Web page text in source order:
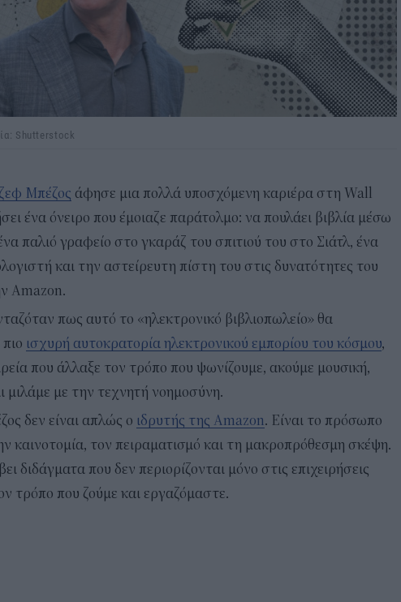
Shutterstock
Μπέζος άφησε μια πολλά υποσχόμενη καριέρα στη Wall
ένα όνειρο που έμοιαζε παράτολμο: να πουλάει βιβλία μέσω
παλιό γραφείο στο γκαράζ του σπιτιού του στο Σιάτλ, ένα
και την αστείρευτη πίστη του στις δυνατότητες του
Amazon.
πως αυτό το «ηλεκτρονικό βιβλιοπωλείο» θα
ισχυρή αυτοκρατορία ηλεκτρονικού εμπορίου του κόσμου,
που άλλαξε τον τρόπο που ψωνίζουμε, ακούμε μουσική,
μιλάμε με την τεχνητή νοημοσύνη.
δεν είναι απλώς ο ιδρυτής της Amazon. Είναι το πρόσωπο
καινοτομία, τον πειραματισμό και τη μακροπρόθεσμη σκέψη.
διδάγματα που δεν περιορίζονται μόνο στις επιχειρήσεις
τρόπο που ζούμε και εργαζόμαστε.